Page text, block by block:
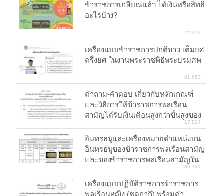
ข้าราชการเกษียณแล้ว ได้เงินหรือสิทธิ
อะไรบ้าง?
22,052
เครื่องแบบข้าราชการปกติขาว เต็มยศ
ครึ่งยศ ในงานพระราชพิธีพระบรมศพ
81,653
คำถาม-คำตอบ เกี่ยวกับหลักเกณฑ์
และวิธีการให้ข้าราชการพลเรือน
สามัญได้รับเงินเดือนสูงกว่าขั้นสูงของ
17,824
อินทรธนูและเครื่องหมายตำแหน่งบน
อินทรธนูของข้าราชการพลเรือนสามัญ
และของข้าราชการพลเรือนสามัญใน
86,121
เครื่องแบบปฏิบัติราชการข้าราชการ
พลเรือนหญิง (ชุดกากี) พร้อมคำ